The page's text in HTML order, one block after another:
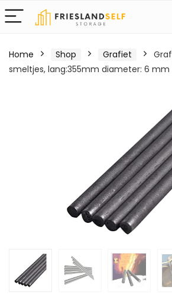
Home Shop Grafiet
smeltjes, lang:355mm diameter: 6 mm